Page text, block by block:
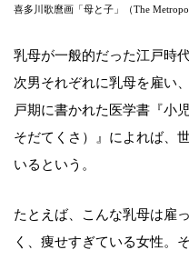
喜多川歌麿画「母と子」（The
乳母が一般的だった江戸時
次男それぞれに乳母を雇い
戸期に書かれた医学書『小
そだてくさ）』によれば、
いるという。
たとえば、こんな乳母は雇
く、痩せすぎている女性。